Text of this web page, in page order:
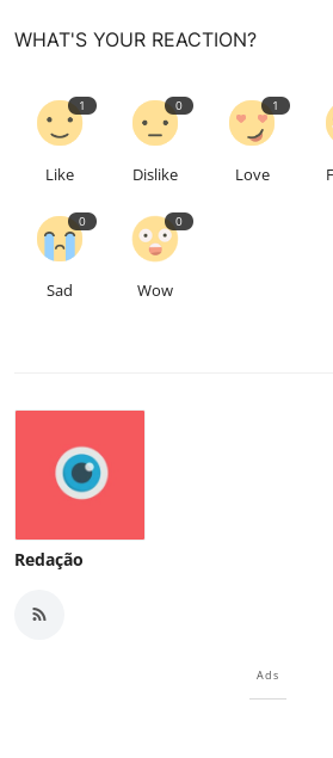
WHAT'S YOUR REACTION?
1
Like
0
Dislike
1
Love
0
Sad
0
Wow
Redação
Ads